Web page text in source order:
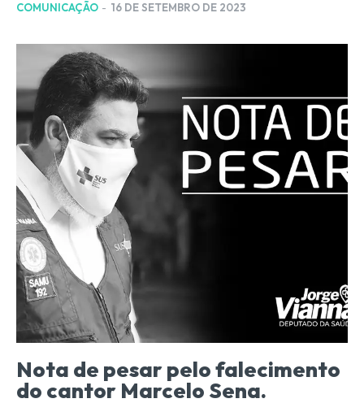
COMUNICAÇÃO - 16 DE SETEMBRO DE 2023
Nota de pesar pelo falecimento
do cantor Marcelo Sena.